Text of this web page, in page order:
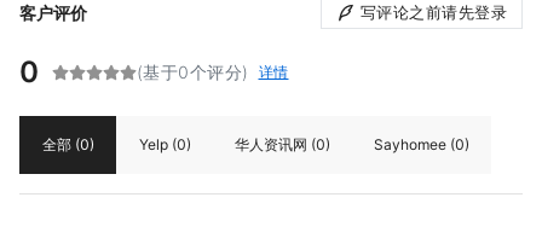
客户评价 写评论之前请先登录
0 (基于0个评分) 详情
全部 (0) Yelp (0) 华人资讯网 (0) Sayhomee (0)